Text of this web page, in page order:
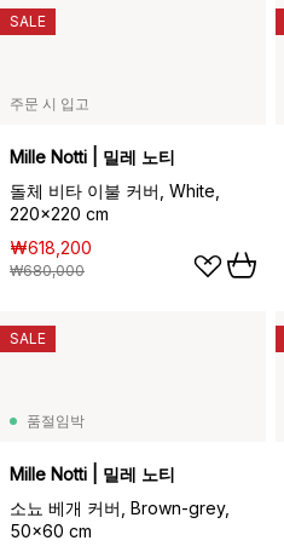
주문 시 입고
Mille Notti | 밀레 노티
돌체 비타 이불 커버, White,
220x220 cm
₩618,200
₩680,000
SALE
품절임박
Mille Notti | 밀레 노티
소뇨 베개 커버, Brown-grey,
50x60 cm
SALE